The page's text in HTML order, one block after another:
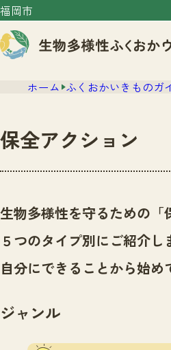
福岡市
センター紹介
センター紹介TOP
サイトポリシー
ニュース
ニュースTOP
市の取組み
いきものガイド
注目のいきもの
ホーム ふくおかいきものガ
保全アクション
生物多様性を守るための「
５つのタイプ別にご紹介し
自分にできることから始め
ジャンル